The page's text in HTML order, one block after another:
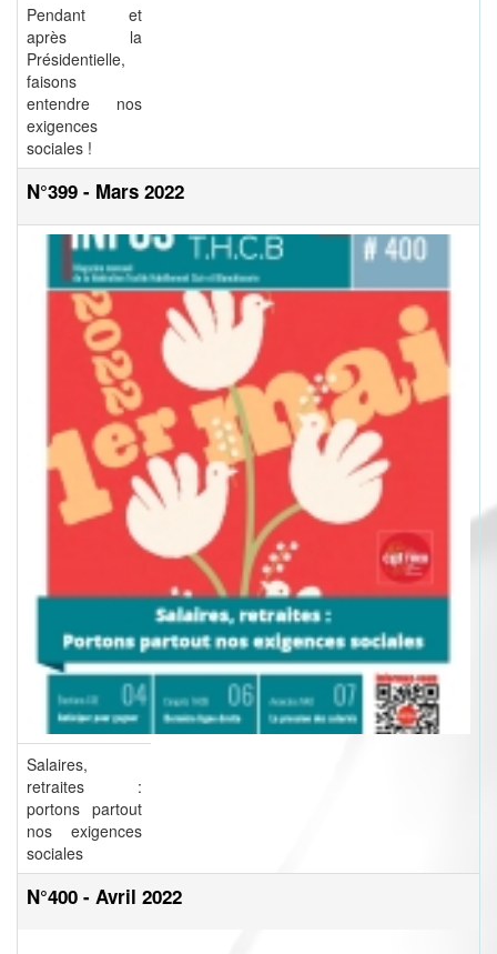
Pendant et
après la
Présidentielle,
faisons
entendre nos
exigences
sociales !
N°399 - Mars 2022
Salaires,
retraites :
portons partout
nos exigences
sociales
N°400 - Avril 2022